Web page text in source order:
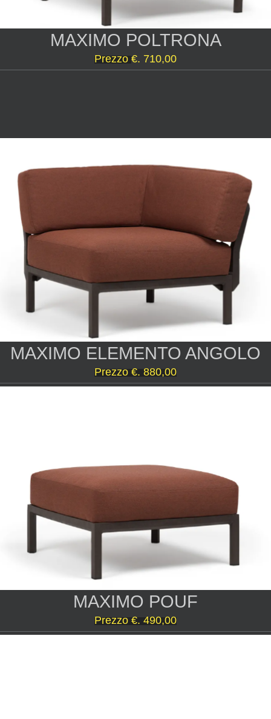
MAXIMO POLTRONA
Prezzo €. 710,00
MAXIMO ELEMENTO ANGOLO
Prezzo €. 880,00
MAXIMO POUF
Prezzo €. 490,00